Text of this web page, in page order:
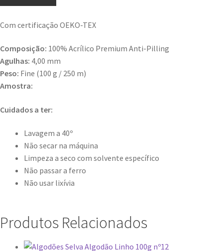
Com certificação OEKO-TEX
Composição: 100% Acrílico Premium Anti-Pilling
Agulhas: 4,00 mm
Peso: Fine (100 g / 250 m)
Amostra:
Cuidados a ter:
Lavagem a 40º
Não secar na máquina
Limpeza a seco com solvente específico
Não passar a ferro
Não usar lixívia
Produtos Relacionados